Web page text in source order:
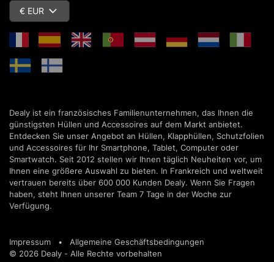
€ EUR
Dealy ist ein französisches Familienunternehmen, das Ihnen die
günstigsten Hüllen und Accessoires auf dem Markt anbietet.
Entdecken Sie unser Angebot an Hüllen, Klapphüllen, Schutzfolien
und Accessoires für Ihr Smartphone, Tablet, Computer oder
Smartwatch. Seit 2012 stellen wir Ihnen täglich Neuheiten vor, um
Ihnen eine größere Auswahl zu bieten. In Frankreich und weltweit
vertrauen bereits über 600 000 Kunden Dealy. Wenn Sie Fragen
haben, steht Ihnen unserer Team 7 Tage in der Woche zur
Verfügung.
© 2026 Dealy - Alle Rechte vorbehalten
Impressum • Allgemeine Geschäftsbedingungen